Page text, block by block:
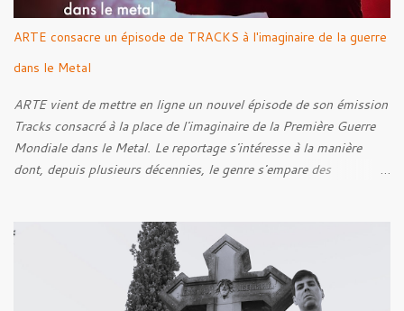
ARTE consacre un épisode de TRACKS à l'imaginaire de la guerre
dans le Metal
ARTE vient de mettre en ligne un nouvel épisode de son émission
Tracks consacré à la place de l'imaginaire de la Première Guerre
Mondiale dans le Metal. Le reportage s'intéresse à la manière
dont, depuis plusieurs décennies, le genre s'empare des
cette réflexion, Tracks est allé à la rencontre de Noise (
Kanonenfieber ) et de Dmytro Kumar ( 1914 ), qui reviennent sur
leur intérêt pour la Première Guerre mondiale. Le documentaire
donne également la parole au producteur Kristian "Kohle"